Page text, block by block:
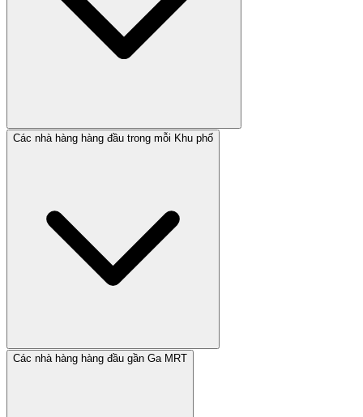
Các nhà hàng hàng đầu trong mỗi Khu phố
Các nhà hàng hàng đầu gần Ga MRT